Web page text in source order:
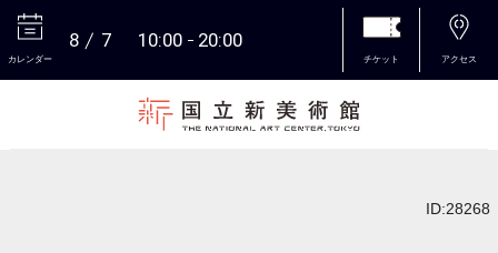
カレンダー
8 7 10:00 20:00
チケット アクセス
ID:28268